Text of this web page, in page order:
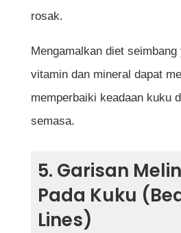
rosak.
Mengamalkan diet
vitamin dan mineral dapat
memperbaiki keadaan kuku
semasa.
5. Garisan
Pada Kuku
Lines)